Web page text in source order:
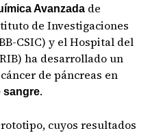
Avanzada de
de Investigaciones
CSIC) y el Hospital del
ha desarrollado un
de páncreas en
sangre.
cuyos resultados